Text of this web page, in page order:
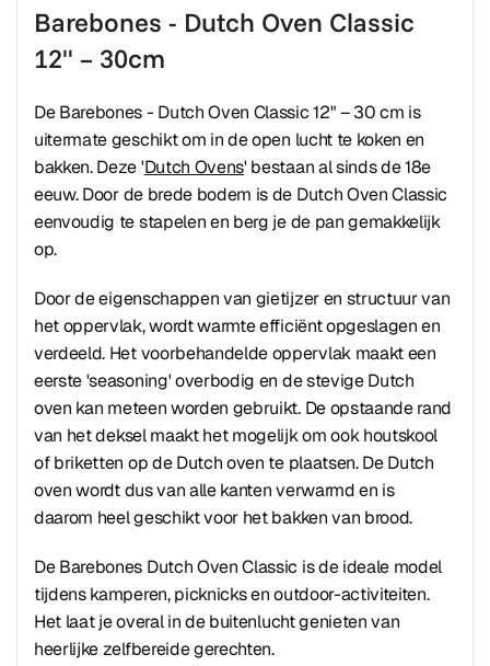
Barebones - Dutch Oven Classic
12" – 30cm
De Barebones - Dutch Oven Classic 12" – 30 cm is
uitermate geschikt om in de open lucht te koken en
bakken. Deze 'Dutch Ovens' bestaan al sinds de 18e
eeuw. Door de brede bodem is de Dutch Oven Classic
eenvoudig te stapelen en berg je de pan gemakkelijk
op.
Door de eigenschappen van gietijzer en structuur van
het oppervlak, wordt warmte efficiënt opgeslagen en
verdeeld. Het voorbehandelde oppervlak maakt een
eerste 'seasoning' overbodig en de stevige Dutch
oven kan meteen worden gebruikt. De opstaande rand
van het deksel maakt het mogelijk om ook houtskool
of briketten op de Dutch oven te plaatsen. De Dutch
oven wordt dus van alle kanten verwarmd en is
daarom heel geschikt voor het bakken van brood.
De Barebones Dutch Oven Classic is de ideale model
tijdens kamperen, picknicks en outdoor-activiteiten.
Het laat je overal in de buitenlucht genieten van
heerlijke zelfbereide gerechten.